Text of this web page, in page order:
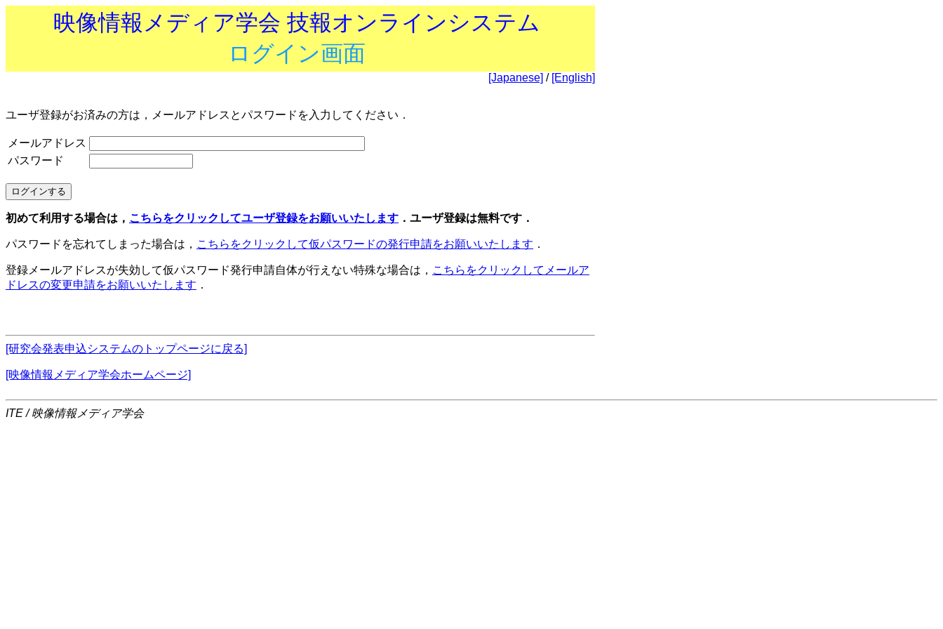
映像情報メディア学会 技報オンラインシステム
ログイン画面
[Japanese] / [English]
ユーザ登録がお済みの方は，メールアドレスとパスワードを入力してください．
メールアドレス
パスワード
初めて利用する場合は， こちらをクリックしてユーザ登録をお願いいたします ．ユーザ登録は無料です．
パスワードを忘れてしまった場合は， こちらをクリックして仮パスワードの発行申請をお願いいたします ．
登録メールアドレスが失効して仮パスワード発行申請自体が行えない特殊な場合は， こちらをクリックしてメールア
ドレスの変更申請をお願いいたします ．
[研究会発表申込システムのトップページに戻る]
[映像情報メディア学会ホームページ]
ITE / 映像情報メディア学会